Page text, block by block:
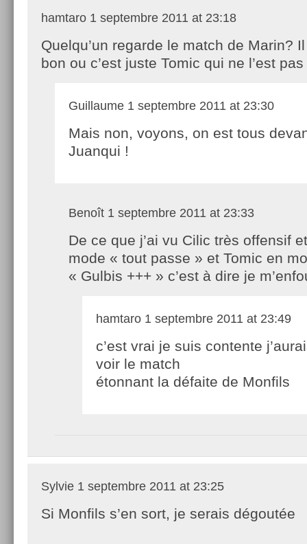
hamtaro 1 septembre 2011 at 23:18
Quelqu’un regarde le match de Marin?
bon ou c’est juste Tomic qui ne l’est pas
Guillaume 1 septembre 2011 at 23:30
Mais non, voyons, on est tous
Juanqui !
Benoît 1 septembre 2011 at 23:33
De ce que j’ai vu Cilic très offensif
mode « tout passe » et Tomic en
« Gulbis +++ » c’est à dire je
hamtaro 1 septembre 2011 at 23:49
c’est vrai je suis contente
voir le match
étonnant la défaite de Monfils
Sylvie 1 septembre 2011 at 23:25
Si Monfils s’en sort, je serais dégoutée